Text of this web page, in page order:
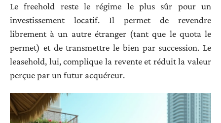
Le freehold reste le régime le plus sûr pour un
investissement locatif. Il permet de revendre
librement à un autre étranger (tant que le quota le
permet) et de transmettre le bien par succession. Le
leasehold, lui, complique la revente et réduit la valeur
perçue par un futur acquéreur.